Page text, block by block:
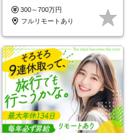
★年休最大130日★
300～700万円
フルリモートあり